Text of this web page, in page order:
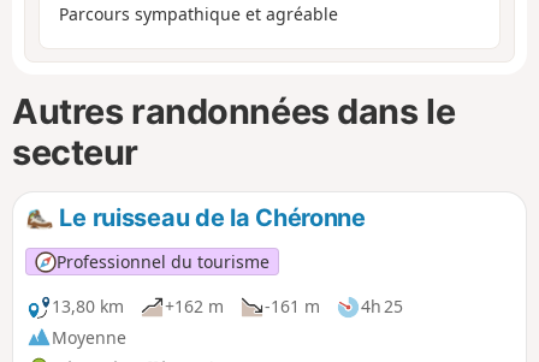
Parcours sympathique et agréable
Autres randonnées dans le
secteur
Le ruisseau de la Chéronne
Professionnel du tourisme
13,80 km
+162 m -161 m
4h 25
Moyenne